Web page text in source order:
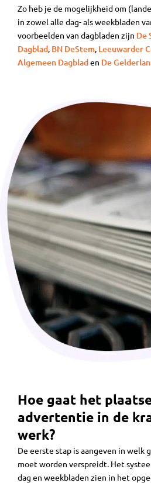
Zo heb je de mogelijkheid om
in zowel alle dag- als weekbladen
voorbeelden van dagbladen zijn De
Dagblad, BN DeStem, Leeuwarder
Algemeen Dagbladen De
Hoe gaat het
advertentie in de
werk?
De eerste stap is aangeven in welk
moet worden verspreidt. Het
dag en weekbladen zien in het